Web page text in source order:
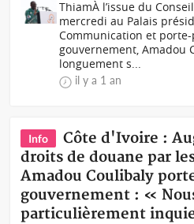
ThiamÀ l’issue du
mercredi au Palais
Communication et
gouvernement, Amadou
longuement s...
il y a 1 an
Info
Côte d'Ivoire :
droits de douane par
Amadou Coulibaly
gouvernement : «
particulièrement